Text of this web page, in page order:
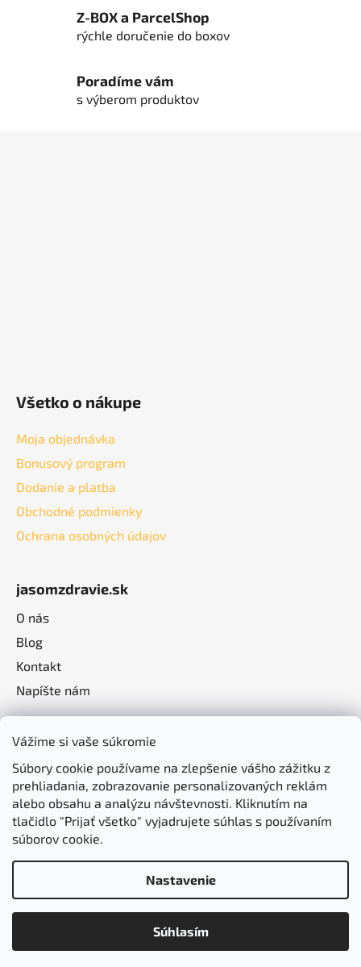
Vážime si vaše súkromie
Súbory cookie používame na zlepšenie vášho zážitku z
prehliadania, zobrazovanie personalizovaných reklám
alebo obsahu a analýzu návštevnosti. Kliknutím na
tlačidlo "Prijať všetko" vyjadrujete súhlas s používaním
súborov cookie.
Nastavenie
Súhlasím
y
v
ý
s
Z-BOX a ParcelShop
rýchle doručenie do boxov
Poradíme vám
s výberom produktov
Všetko o nákupe
Moja objednávka
Bonusový program
Dodanie a platba
Obchodné podmienky
Ochrana osobných údajov
jasomzdravie.sk
O nás
Blog
Kontakt
Napíšte nám
Vytvoril Shoptet
jasomzdravie.sk
vyhradené.